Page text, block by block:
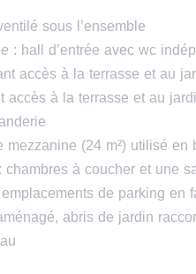
sous l’ensemble
: hall d’entrée avec wc
accès à la terrasse et au
accès à la terrasse et au
mezzanine (24 m²) utilisé en
chambres à coucher et une
de parking en
abris de jardin